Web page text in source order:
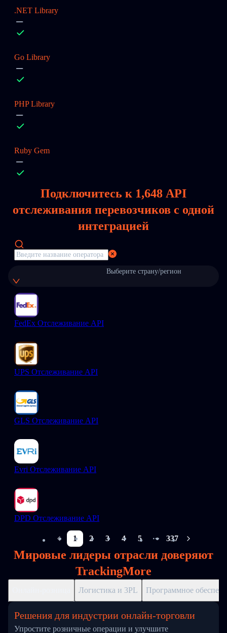
.NET Library
Go Library
PHP Library
Ruby Gem
Подключитесь к 1,648 API
отслеживания перевозчиков с одной
интеграцией
Выберите страну/регион
FedEx Отслеживание API
UPS Отслеживание API
GLS Отслеживание API
Evri Отслеживание API
DPD Отслеживание API
1 2 3 4 5
More pages
337
Мировые лидеры отрасли доверяют
TrackingMore
Логистика и 3PL Программное
Решения для индустрии онлайн-торговли
Упростите розничные операции и улучшите